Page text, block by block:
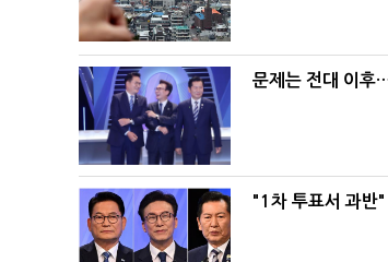
문제는 전대 이후
"1차 투표서 과반